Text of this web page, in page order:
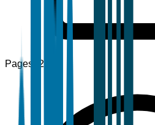
Pages 120+